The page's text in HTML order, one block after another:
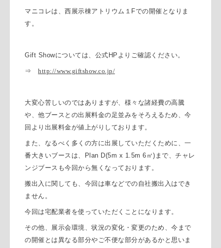
マニコレは、西展示棟アトリウム１ Fでの開催となりま
す。
Gift Showについては、公式 HP よりご確認ください。
⇒ http://www.giftshow.co.jp/
大変心苦しいのではありますが、様々な諸経費の高騰
や、他ブースとの出展料金の足並みをそろえるため、今
回より出展料金が値上がりしております。
また、なるべく多くの方に出展していただくために、一
番大きいブースは、
Plan D(5m x 1.5m 6 ㎡) まで、チャレ
ンジブースも今回から無くなっております。
搬出入に関しても、今回は車などでの自社搬出入はでき
ません。
今回は宅配業者を使っていただくことになります。
その他、展示会環境、状況の変化・変更のため、今まで
の開催とは異なる部分やご不便な部分があるかと思いま